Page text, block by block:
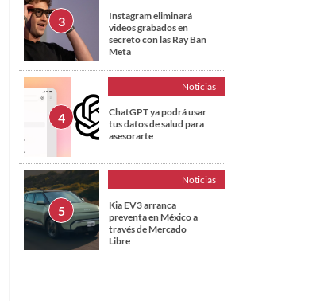
Instagram eliminará
videos grabados en
secreto con las Ray Ban
Meta
Noticias
ChatGPT ya podrá usar
tus datos de salud para
asesorarte
Noticias
Kia EV3 arranca
preventa en México a
través de Mercado
Libre